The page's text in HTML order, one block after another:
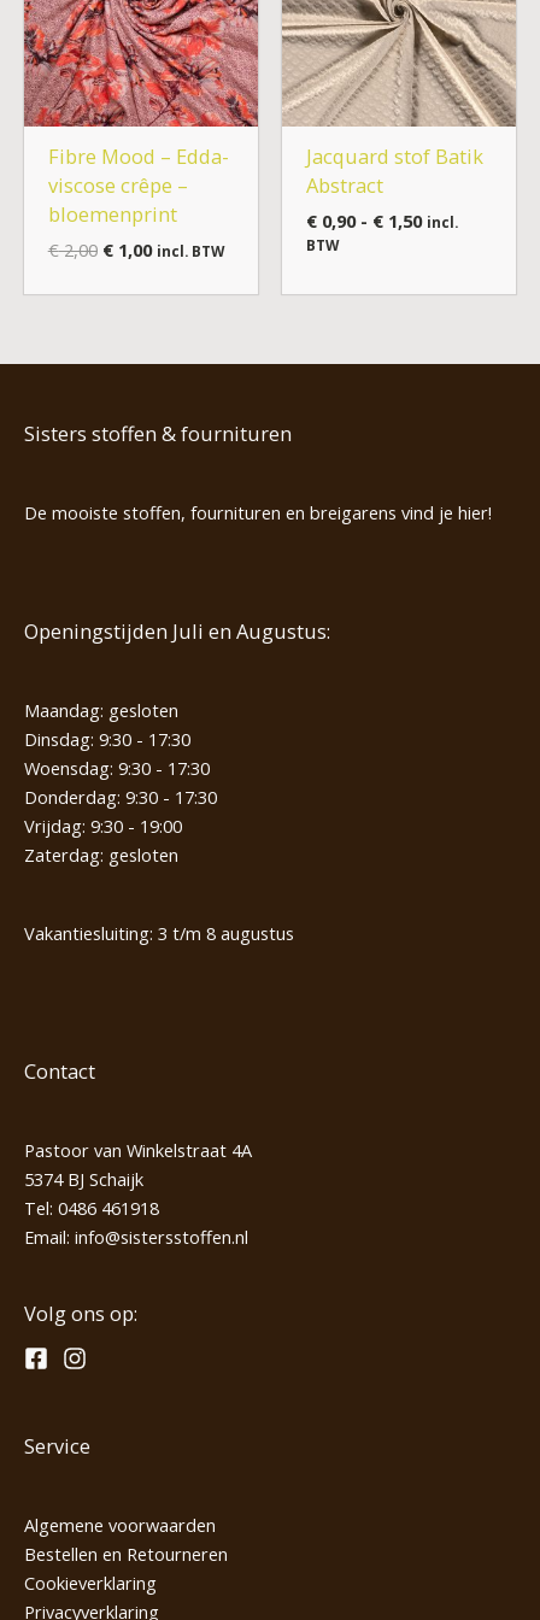
Fibre Mood – Edda-
viscose crêpe –
bloemenprint
€2,00 €1,00 incl. BTW
Jacquard stof Batik
Abstract
€0,90 - €1,50 incl.
BTW
Sisters stoffen & fournituren
De mooiste stoffen, fournituren en breigarens vind je hier!
Openingstijden Juli en Augustus:
Maandag: gesloten
Dinsdag: 9:30 - 17:30
Woensdag: 9:30 - 17:30
Donderdag: 9:30 - 17:30
Vrijdag: 9:30 - 19:00
Zaterdag: gesloten
Vakantiesluiting: 3 t/m 8 augustus
Contact
Pastoor van Winkelstraat 4A
5374 BJ Schaijk
Tel: 0486 461918
Email: info@sistersstoffen.nl
Volg ons op:
Service
Algemene voorwaarden
Bestellen en Retourneren
Cookieverklaring
Privacyverklaring